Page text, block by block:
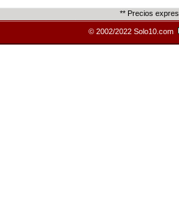
** Precios
© 2002/2022 Solo10.com